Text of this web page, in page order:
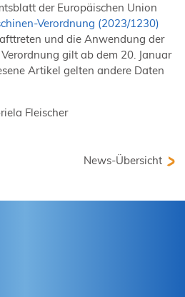
der Europäischen Union
Verordnung (2023/1230)
und die Anwendung der
gilt ab dem 20. Januar
Artikel gelten andere Daten
Fleischer
News-Übersicht